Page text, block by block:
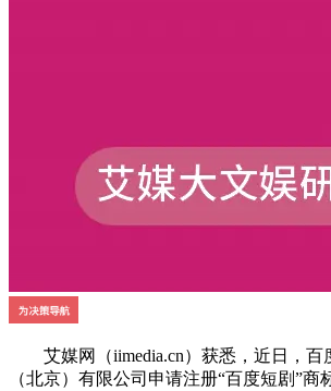
艾媒网（iimedia.cn）获悉，近日，百
（北京）有限公司申请注册“百度短剧”商